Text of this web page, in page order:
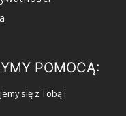
POMOCĄ:
się z Tobą i